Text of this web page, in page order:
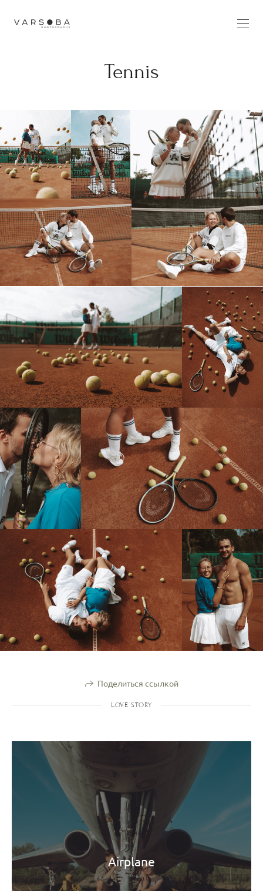
Tennis
Поделиться ссылкой
LOVE STORY
Airplane